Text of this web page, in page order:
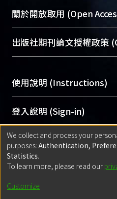
成果。
To permanently archive
profiles and scholarly
services of “NTU
Sciences Library)
關於開放取用 (Open
開放取用是從使用者角度
動，應用在學術研究上是
用逐年攀升。同時可加速
Archive）平台。 （點選深
出版社期刊論文授權政策
含部分內容的版權非匯
助與合作完成，請確認
意提供此授權。
Please represent that
original work, and that
grant the rights to
若欲上傳已出版的全文
policy finder
網站查詢
政策。
使用說明 (Instructions)
網站簡介(Quickstart
使用手冊(Instruction
線上預約服務(Booking
登入說明 (Sign-in)
方案一：臺灣大學計算
(With C&INC Email
方案二：ORCID帳號登
匯入著作 (Submission)
方案一：定期更新
for identifier (ORCID))
方案二：
Built withDSpace-CRIS software
-
We collect and process your
purposes: Authentication,
Statistics.
To learn more, please read our
Customize